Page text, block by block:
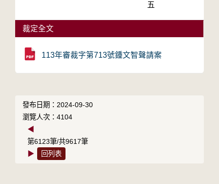
五
裁定全文
113年審裁字第713號鍾文智聲請案
發布日期：2024-09-30
瀏覽人次：4104
◀
第6123筆/共9617筆
▶
回列表